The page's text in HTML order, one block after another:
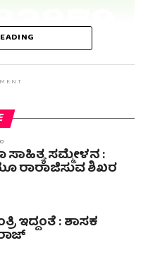
ಸಮ್ಮೇಳನ :
ರಾರಾಜಿಸುವ ಶಿಖರ
ಇದ್ದಂತೆ : ಶಾಸಕ